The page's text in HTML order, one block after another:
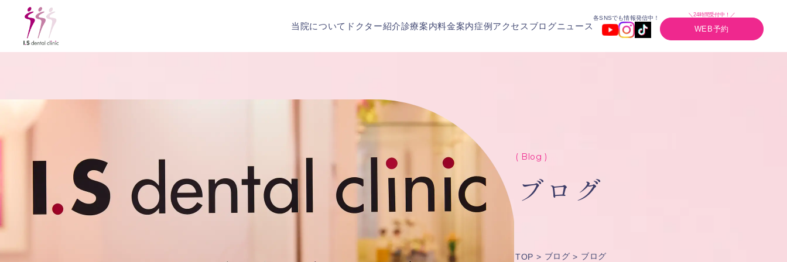
当院について ドクター紹介診療案内料金案内症例アクセス ブログニュース
各SNSでも情報発信中！
＼24時間受付中！／
WEB予約
( Blog )
ブログ
TOP ブログ ブログ